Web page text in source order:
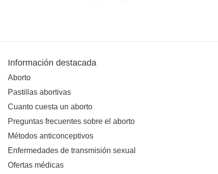
Información destacada
Aborto
Pastillas abortivas
Cuanto cuesta un aborto
Preguntas frecuentes sobre el aborto
Métodos anticonceptivos
Enfermedades de transmisión sexual
Ofertas médicas